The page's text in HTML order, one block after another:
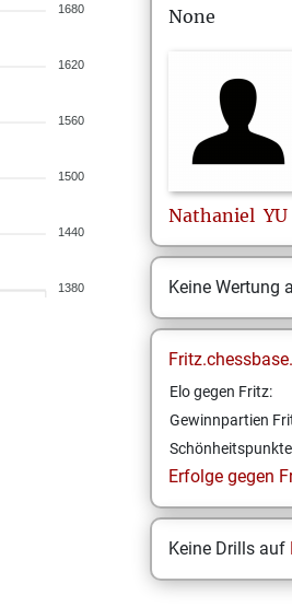
1680
1620
1560
1500
1440
1380
None
Nathaniel YU
Keine Wertung
Elo gegen Fritz:
Gewinnpartien
Schönheitspunkte
Erfolge gegen
Keine Drills auf